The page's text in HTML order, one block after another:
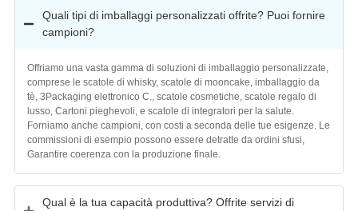
Quali tipi di imballaggi personalizzati offrite? Puoi fornire
campioni?
Offriamo una vasta gamma di soluzioni di imballaggio personalizzate,
comprese le scatole di whisky, scatole di mooncake, imballaggio da
tè, 3Packaging elettronico C., scatole cosmetiche, scatole regalo di
lusso, Cartoni pieghevoli, e scatole di integratori per la salute.
Forniamo anche campioni, con costi a seconda delle tue esigenze. Le
commissioni di esempio possono essere detratte da ordini sfusi,
Garantire coerenza con la produzione finale.
Qual è la tua capacità produttiva? Offrite servizi di